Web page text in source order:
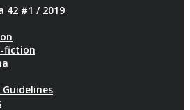
42 #1 / 2019
fiction